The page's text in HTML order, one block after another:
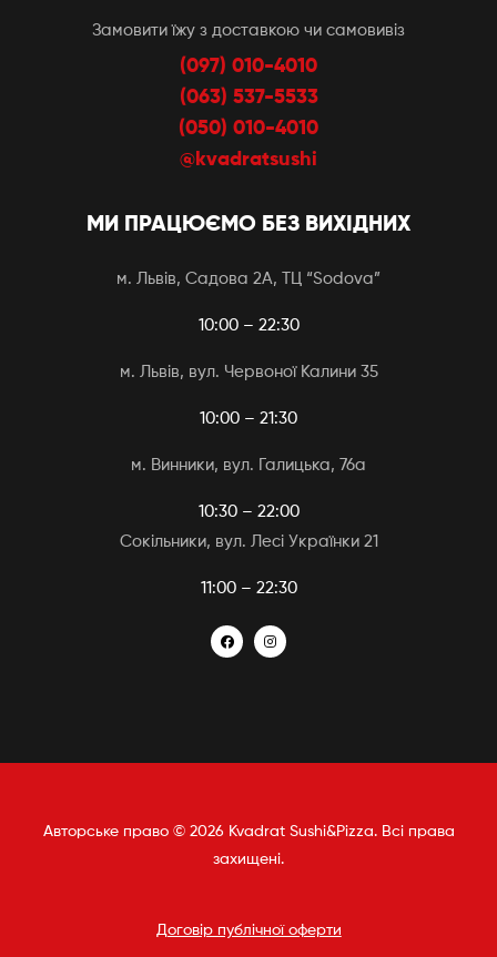
Замовити їжу з доставкою чи самовивіз
(097) 010-4010
(063) 537-5533
(050) 010-4010
@kvadratsushi
МИ ПРАЦЮЄМО БЕЗ ВИХІДНИХ
м. Львів, Садова 2А, ТЦ “Sodova”
10:00 – 22:30
м. Львів, вул. Червоної Калини 35
10:00 – 21:30
м. Винники, вул. Галицька, 76а
10:30 – 22:00
Сокільники, вул. Лесі Українки 21
11:00 – 22:30
Авторське право © 2026 Kvadrat Sushi&Pizza. Всі права
захищені.
Договір публічної оферти